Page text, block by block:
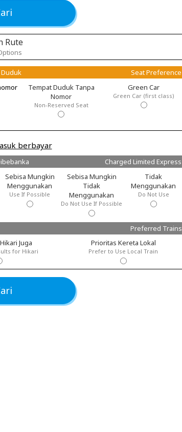
Rute
Seat Preference
Tempat Duduk Tanpa
Nomor
Non-Reserved Seat
Green Car
Green Car (first class)
berbayar
Charged Limited Express
Sebisa Mungkin
Menggunakan
Use If Possible
Sebisa Mungkin
Tidak
Menggunakan
Do Not Use If Possible
Tidak
Menggunakan
Do Not Use
Preferred Trains
Juga
for Hikari
Prioritas Kereta Lokal
Prefer to Use Local Train